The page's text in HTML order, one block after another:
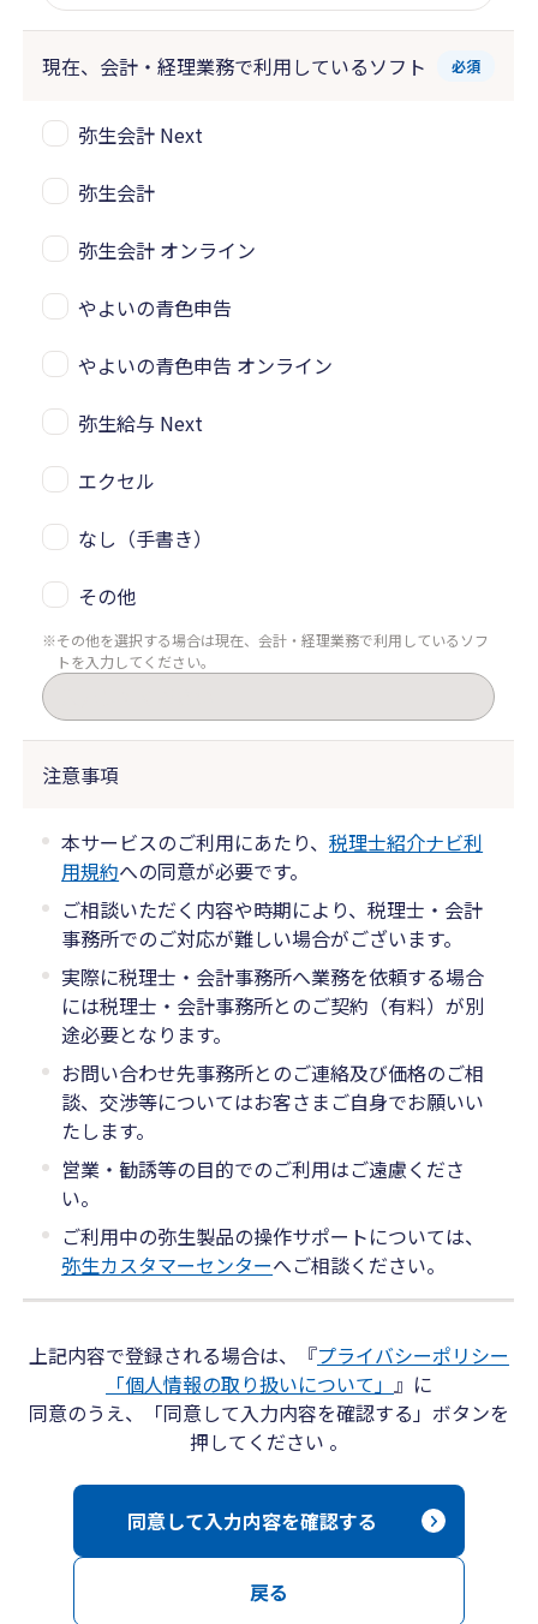
現在、会計・経理業務で利用しているソフト 必須
弥生会計 Next
弥生会計
弥生会計 オンライン
やよいの青色申告
やよいの青色申告 オンライン
弥生給与 Next
エクセル
なし（手書き）
その他
その他を選択する場合は現在、会計・経理業務で利用しているソフ
トを入力してください。
注意事項
本サービスのご利用にあたり、税理士紹介ナビ利
用規約への同意が必要です。
ご相談いただく内容や時期により、税理士・会計
事務所でのご対応が難しい場合がございます。
実際に税理士・会計事務所へ業務を依頼する場合
には税理士・会計事務所とのご契約（有料）が別
途必要となります。
お問い合わせ先事務所とのご連絡及び価格のご相
談、交渉等についてはお客さまご自身でお願いい
たします。
営業・勧誘等の目的でのご利用はご遠慮くださ
い。
ご利用中の弥生製品の操作サポートについては、
弥生カスタマーセンターへご相談ください。
上記内容で登録される場合は、『プライバシーポリシー
「個人情報の取り扱いについて」 』に
同意のうえ、「同意して入力内容を確認する」ボタンを
押してください 。
戻る
同意して入力内容を確認する